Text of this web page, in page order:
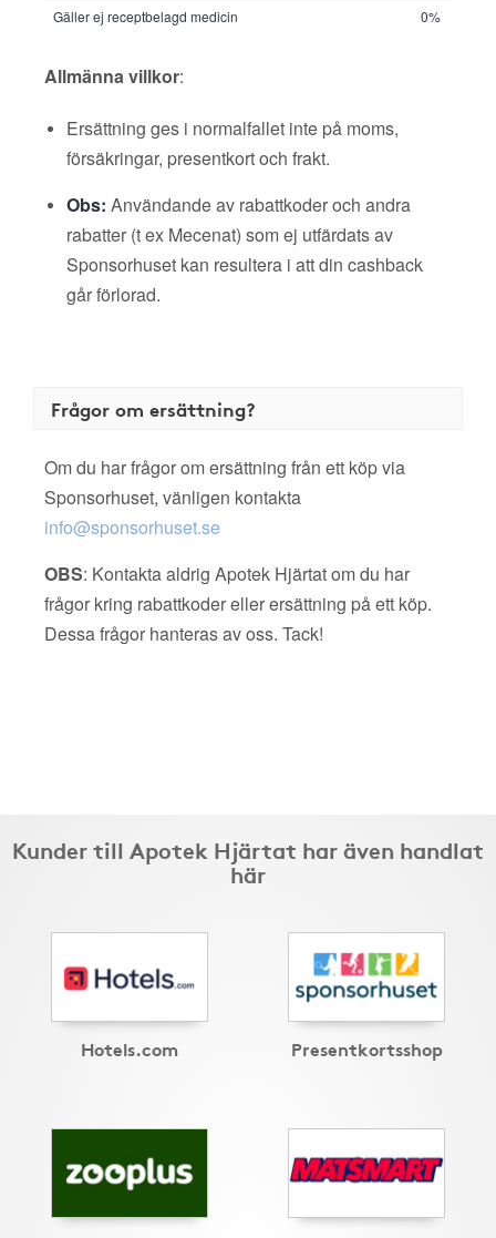
Gäller ej receptbelagd medicin
0%
Allmänna villkor:
Ersättning ges i normalfallet inte på moms,
försäkringar, presentkort och frakt.
Obs: Användande av rabattkoder och andra
rabatter (t ex Mecenat) som ej utfärdats av
Sponsorhuset kan resultera i att din cashback
går förlorad.
Frågor om ersättning?
Om du har frågor om ersättning från ett köp via
Sponsorhuset, vänligen kontakta
info@sponsorhuset.se
OBS: Kontakta aldrig Apotek Hjärtat om du har
frågor kring rabattkoder eller ersättning på ett köp.
Dessa frågor hanteras av oss. Tack!
Kunder till Apotek Hjärtat har även handlat
här
Hotels.com Presentkortsshop